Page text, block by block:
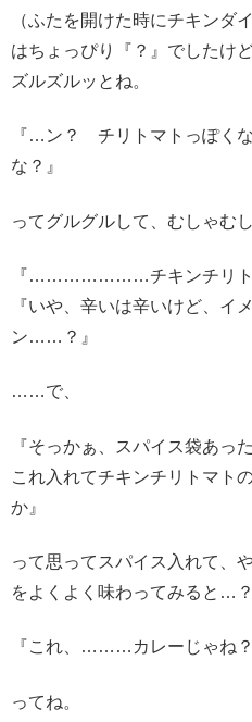
（ふたを開けた時にチキンダ
はちょっぴり『？』でしたけど
ズルズルッとね。
『…ン？ チリトマトっぽく
な？』
ってグルグルして、むしゃむし
『…………………チキンチリト
『いや、辛いは辛いけど、イ
ン……？』
……で、
『そっかぁ、スパイス袋あった
これ入れてチキンチリトマト
か』
って思ってスパイス入れて、
をよくよく味わってみると…？
『これ、………カレーじゃね？
ってね。